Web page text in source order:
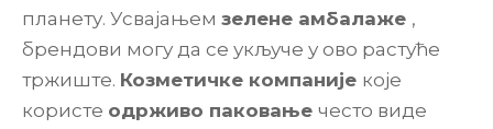
планету. Усвајањем зелене амбалаже ,
брендови могу да се укључе у ово растуће
тржиште. Козметичке компаније које
користе одрживо паковање често виде